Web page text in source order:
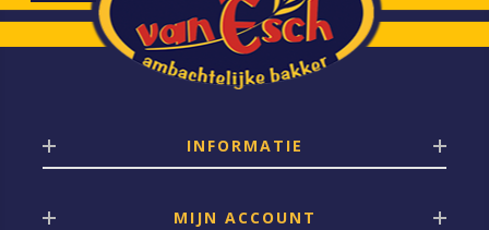
INFORMATIE
MIJN ACCOUNT